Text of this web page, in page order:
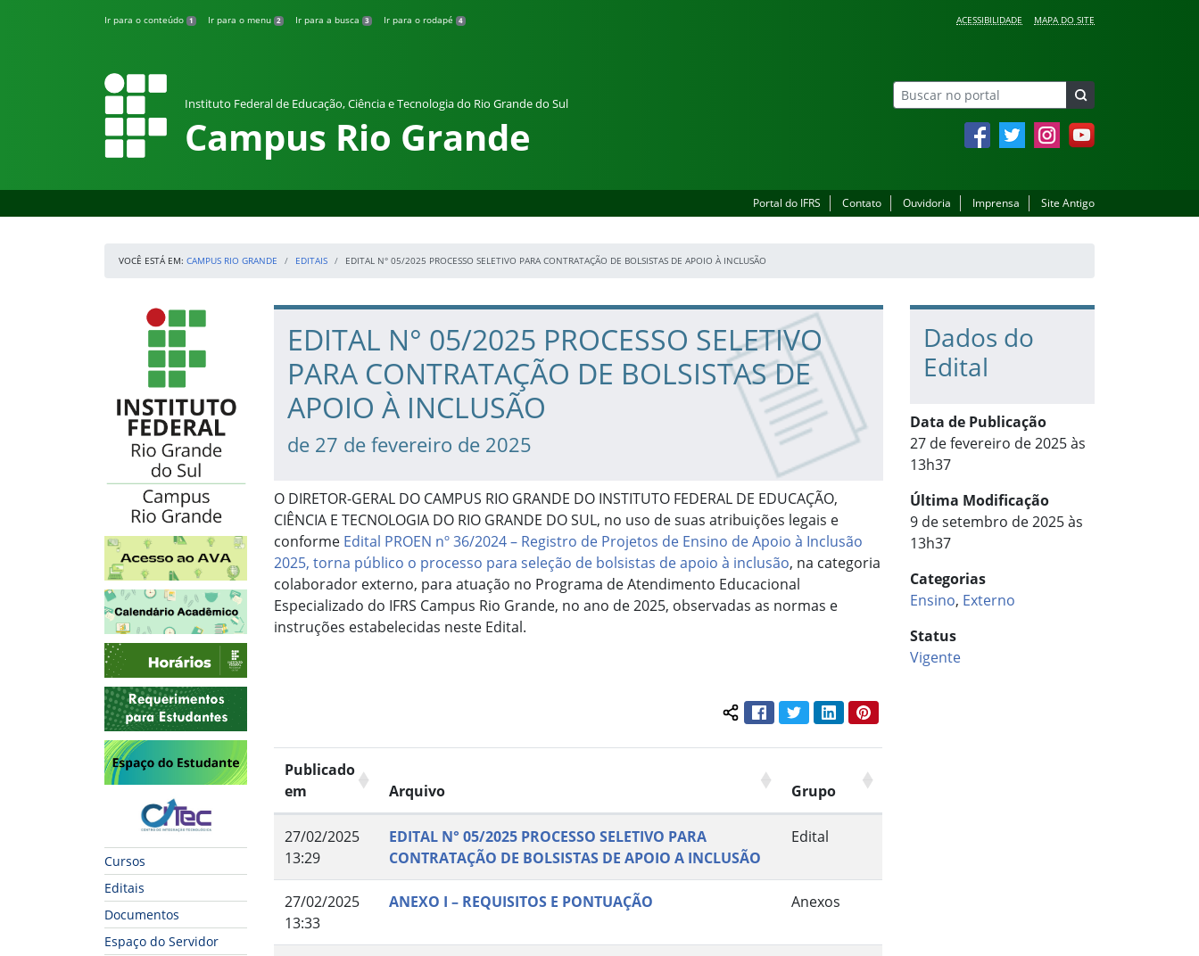
Ir para o conteúdo 1 Ir para o menu 2 Ir para a busca 3 Ir para o rodapé 4 ACESSIBILIDADE MAPA DO SITE
Instituto Federal de Educação, Ciência e Tecnologia do Rio Grande do Sul
Campus Rio Grande Facebook Twitter InstagramYouTube
Portal do IFRS Contato Ouvidoria Imprensa Site Antigo
VOCÊ ESTÁ EM: CAMPUS RIO GRANDE EDITAIS EDITAL N° 05/2025 PROCESSO SELETIVO PARA CONTRATAÇÃO DE BOLSISTAS DE APOIO À INCLUSÃO
Início da navegação
Acesso ao AVA
Calendário Acadêmico
Horários
Requerimentos para Estudantes
Espaço do Estudante
Cursos
Editais
Documentos
Espaço do Servidor
Início do conteúdo
EDITAL N° 05/2025 PROCESSO SELETIVO
PARA CONTRATAÇÃO DE BOLSISTAS DE
APOIO À INCLUSÃO
de 27 de fevereiro de 2025
O DIRETOR-GERAL DO CAMPUS RIO GRANDE DO INSTITUTO FEDERAL DE EDUCAÇÃO,
CIÊNCIA E TECNOLOGIA DO RIO GRANDE DO SUL, no uso de suas atribuições legais e
conforme Edital PROEN nº 36/2024 – Registro de Projetos de Ensino de Apoio à Inclusão
2025, torna público o processo para seleção de bolsistas de apoio à inclusão, na categoria
colaborador externo, para atuação no Programa de Atendimento Educacional
Especializado do IFRS Campus Rio Grande, no ano de 2025, observadas as normas e
instruções estabelecidas neste Edital.
Compartilhar conteúdo:
FacebookTwitterLinkedInPinterest
Publicado
em
Arquivo Grupo
27/02/2025
13:29
EDITAL N° 05/2025 PROCESSO SELETIVO PARA
CONTRATAÇÃO DE BOLSISTAS DE APOIO A INCLUSÃO
Edital
27/02/2025
13:33
ANEXO I – REQUISITOS E PONTUAÇÃO Anexos
Dados do
Edital
Data de Publicação
27 de fevereiro de 2025 às
13h37
Última Modificação
9 de setembro de 2025 às
13h37
Categorias
Ensino, Externo
Status
Vigente